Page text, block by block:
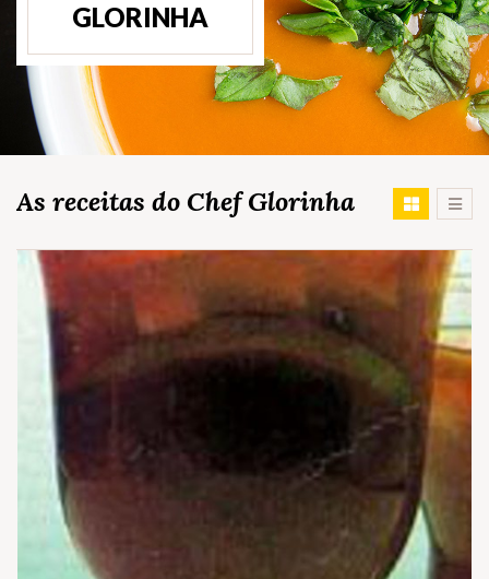
GLORINHA
As receitas do Chef Glorinha